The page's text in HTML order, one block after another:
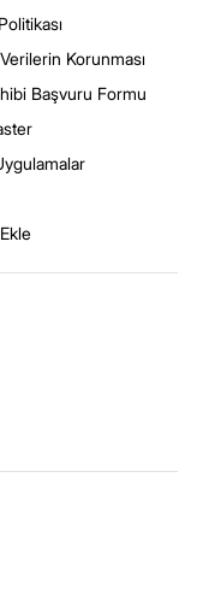
Korunması
Başvuru Formu